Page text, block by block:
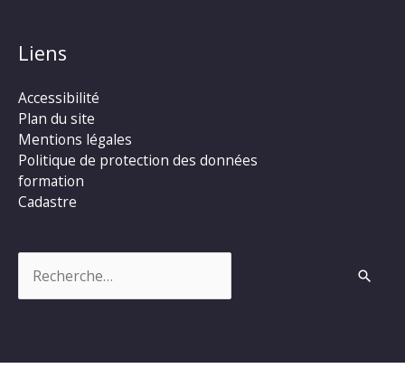
Liens
Accessibilité
Plan du site
Mentions légales
Politique de protection des données
formation
Cadastre